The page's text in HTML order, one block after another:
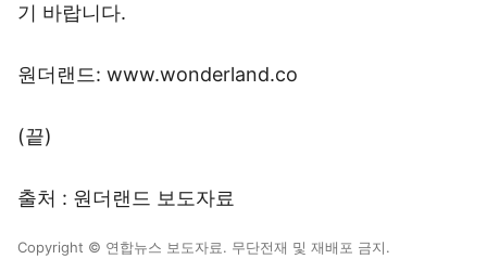
기 바랍니다.
원더랜드: www.wonderland.co
(끝)
출처 : 원더랜드 보도자료
Copyright © 연합뉴스 보도자료. 무단전재 및 재배포 금지.